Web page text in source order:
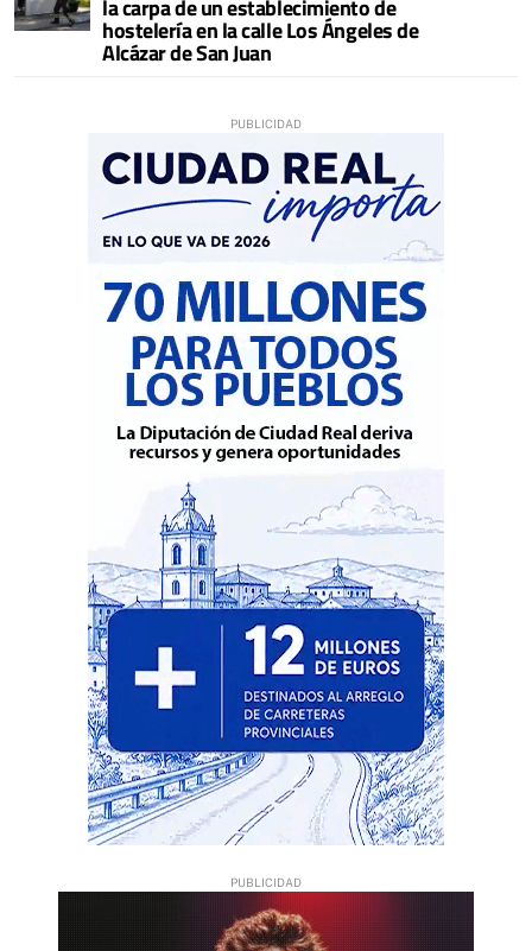
la carpa de un establecimiento de
hostelería en la calle Los Ángeles de
Alcázar de San Juan